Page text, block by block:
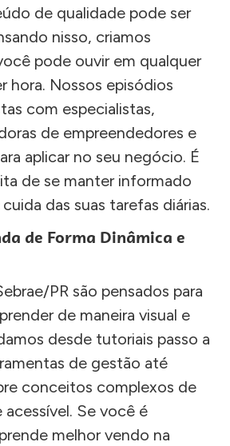
de qualidade pode ser
nisso, criamos
pode ouvir em qualquer
hora. Nossos episódios
com especialistas,
de empreendedores e
aplicar no seu negócio. É
de se manter informado
das suas tarefas diárias.
de Forma Dinâmica e
PR são pensados para
de maneira visual e
desde tutoriais passo a
de gestão até
conceitos complexos de
acessível. Se você é
melhor vendo na